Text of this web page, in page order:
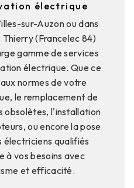
électrique
sur-Auzon ou dans
Thierry (Francelec 84)
gamme de services
électrique. Que ce
normes de votre
le remplacement de
obsolètes, l'installation
ou encore la pose
électriciens qualifiés
à vos besoins avec
et efficacité.